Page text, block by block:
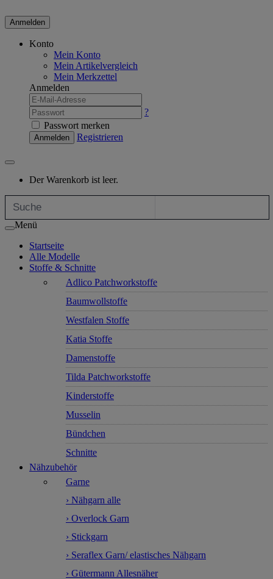
Anmelden
Konto
Mein Konto
Mein Artikelvergleich
Mein Merkzettel
Anmelden
?
Passwort merken
Anmelden Registrieren
Der Warenkorb ist leer.
Menü
Startseite
Alle Modelle
Stoffe & Schnitte
Adlico Patchworkstoffe
Baumwollstoffe
Westfalen Stoffe
Katia Stoffe
Damenstoffe
Tilda Patchworkstoffe
Kinderstoffe
Musselin
Bündchen
Schnitte
Nähzubehör
Garne
› Nähgarn alle
› Overlock Garn
› Stickgarn
› Seraflex Garn/ elastisches Nähgarn
› Gütermann Allesnäher